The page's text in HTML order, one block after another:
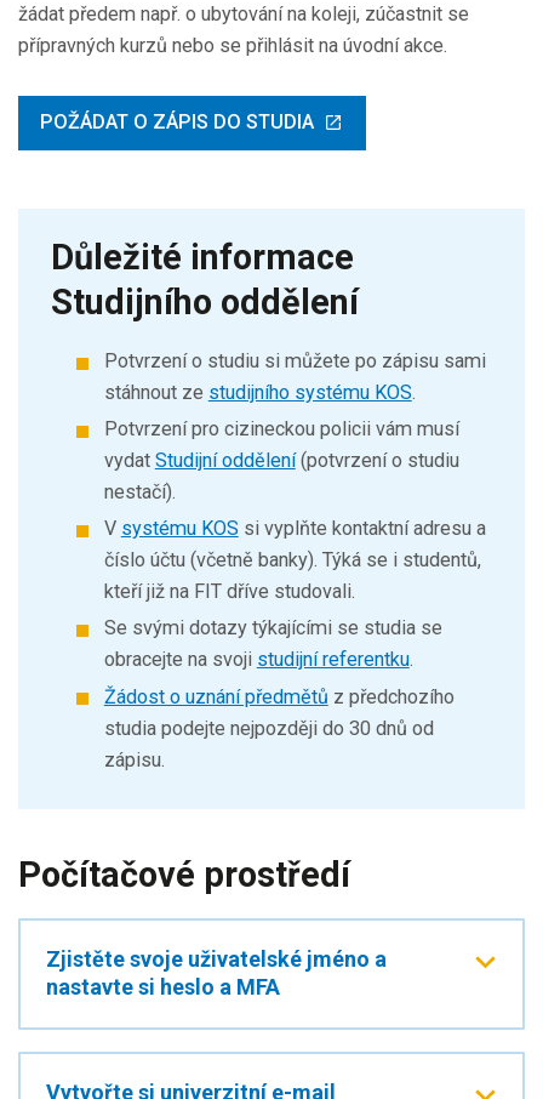
žádat předem např. o ubytování na koleji, zúčastnit se
přípravných kurzů nebo se přihlásit na úvodní akce.
POŽÁDAT O ZÁPIS DO STUDIA
Důležité informace
Studijního oddělení
Potvrzení o studiu si můžete po zápisu sami
stáhnout ze studijního systému KOS.
Potvrzení pro cizineckou policii vám musí
vydat Studijní oddělení(potvrzení o studiu
nestačí).
V systému KOS si vyplňte kontaktní adresu a
číslo účtu (včetně banky). Týká se i studentů,
kteří již na FIT dříve studovali.
Se svými dotazy týkajícími se studia se
obracejte na svoji studijní referentku.
Žádost o uznání předmětů z předchozího
studia podejte nejpozději do 30 dnů od
zápisu.
Počítačové prostředí
Zjistěte svoje uživatelské jméno a
nastavte si heslo a MFA
Vytvořte si univerzitní e-mail